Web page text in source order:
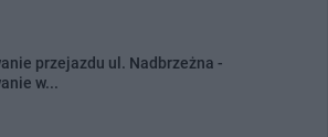
przejazdu ul. Nadbrzeżna -
w...